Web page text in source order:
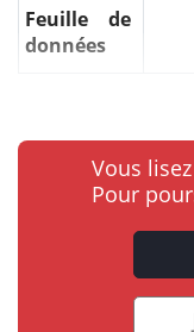
Feuille de
données
Vous
Pour